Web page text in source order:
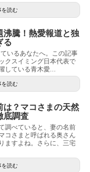
を読む
沸騰！熱愛報道と独
る
いるあなたへ。この記事
クスイミング日本代表で
している青木愛...
を読む
は？マコさまの天然
底調査
調べていると、妻の名前
コさまと呼ばれる奥さん
ますよね。さらに、三宅
を読む